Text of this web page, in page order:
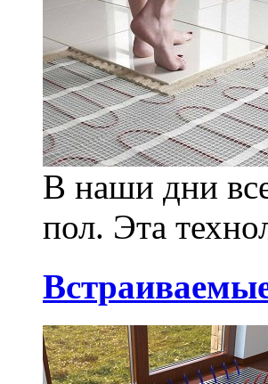
В наши дни
пол. Эта